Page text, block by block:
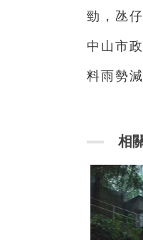
勁，氹
中山市
料雨勢減
相